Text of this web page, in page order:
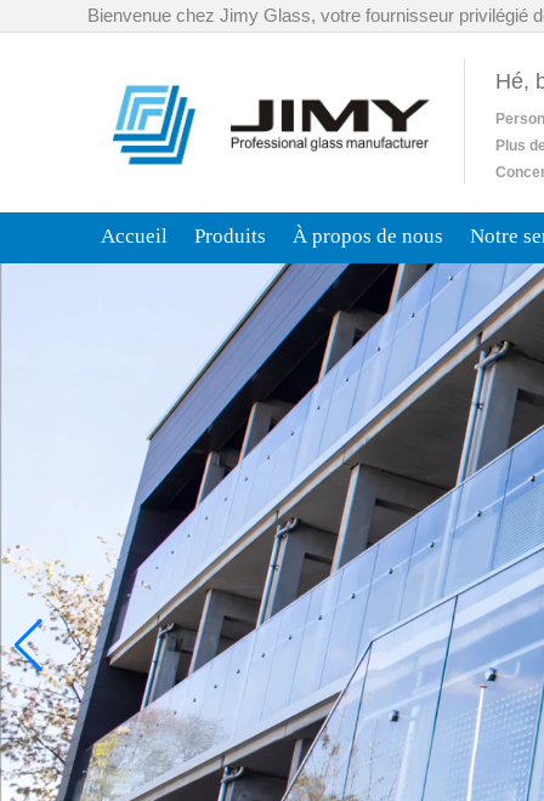
Bienvenue chez Jimy Glass, votre fournisseur privilégié
Hé,
Plus de
Accueil Produits À propos de nous Notre